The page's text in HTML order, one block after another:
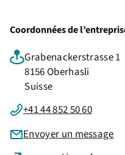
Coordonnées de
Grabenackerstrasse 1
8156 Oberhasli
Suisse
+41 44 852 50 60
Envoyer un message